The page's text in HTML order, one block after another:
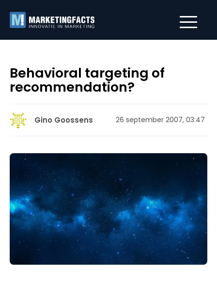
Behavioral targeting of
recommendation?
Gino Goossens 26 september 2007, 03:47